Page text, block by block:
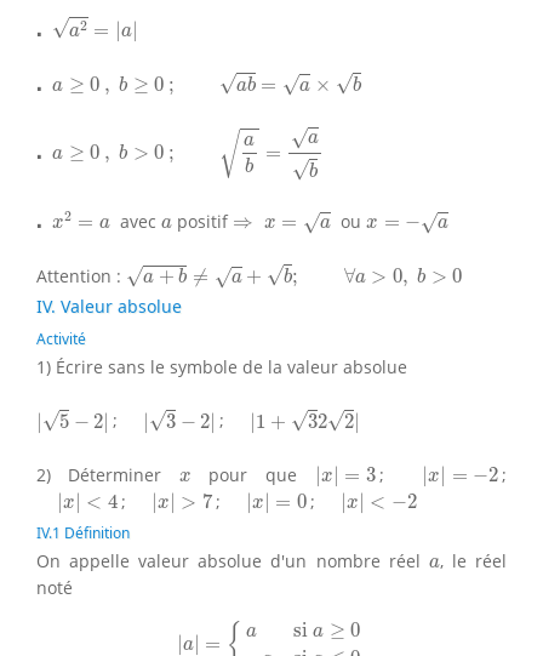
⋅ √a2 = |a|
2=| |
⋅ a ≥ 0 , b ≥ 0 ; √ab = √a × √b
≥ , ≥ 0 ab
⋅ a ≥ 0 , b > 0 ; √ a
b
=
√a
√b
⋅ x2 = a
2 aveca
a positif ⇒ x = √a
⇒ oux = −√a
Attention : √a + b ≠ √a + √b;
+b≠a+ b ∀a > 0, b > 0
∀a > 0, > 0
IV. Valeur absolue
Activité
1) Écrire sans le symbole de la valeur absolue
|√5 − 2|
| 5− ; |√3 − 2|
3− 2| ; |1 + √32√2|
1+ |
2) Déterminer x
x pour que |x| = 3
| x| 3 ; |x| = −2
| = ;
|x| < 4
|x | <4 ; |x| > 7
|x| > 7 ; |x| = 0
|x| =0 ; |x| < −2
|x | <− 2
IV.1 Définition
On appelle valeur absolue d'un nombre réel a
a, le réel
noté
|a| = { a si a ≥ 0
asi − si ≤0